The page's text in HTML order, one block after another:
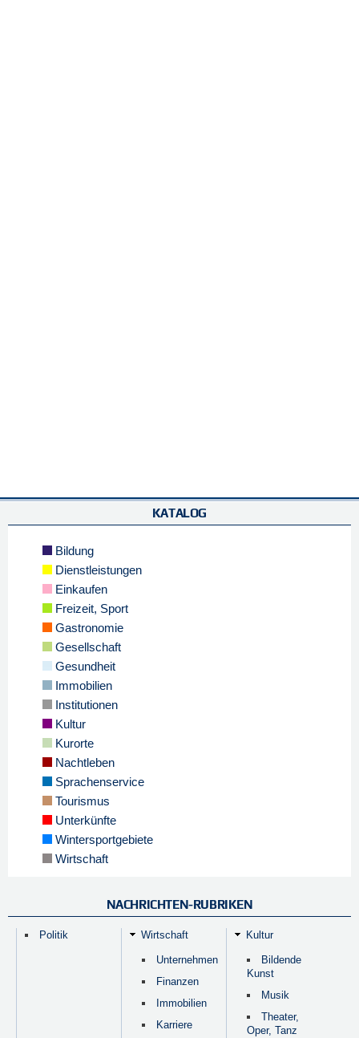
KATALOG
Bildung
Dienstleistungen
Einkaufen
Freizeit, Sport
Gastronomie
Gesellschaft
Gesundheit
Immobilien
Institutionen
Kultur
Kurorte
Nachtleben
Sprachenservice
Tourismus
Unterkünfte
Wintersportgebiete
Wirtschaft
NACHRICHTEN-RUBRIKEN
Politik Wirtschaft
Unternehmen
Finanzen
Immobilien
Karriere
Kultur
Bildende
Kunst
Musik
Theater,
Oper, Tanz